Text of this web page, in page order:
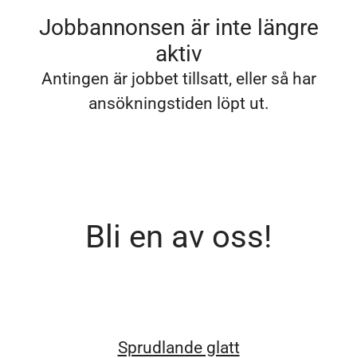
Jobbannonsen är inte längre
aktiv
Antingen är jobbet tillsatt, eller så har
ansökningstiden löpt ut.
Bli en av oss!
Sprudlande glatt